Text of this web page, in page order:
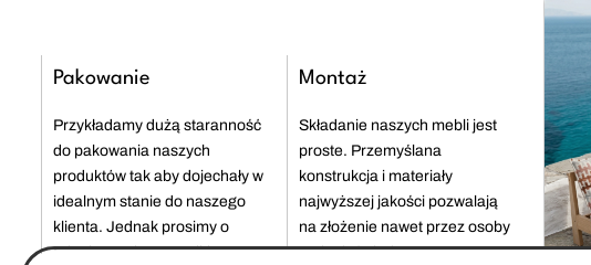
Pakowanie
Przykładamy dużą staranność
do pakowania naszych
produktów tak aby dojechały w
idealnym stanie do naszego
klienta. Jednak prosimy o
odpakowanie przesyłki przy
Montaż
Składanie naszych mebli jest
proste. Przemyślana
konstrukcja i materiały
najwyższej jakości pozwalają
na złożenie nawet przez osoby
mało doświadczone. Do